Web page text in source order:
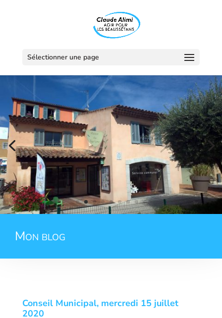
Sélectionner une page
Mon blog
Conseil Municipal, mercredi 15 juillet
2020